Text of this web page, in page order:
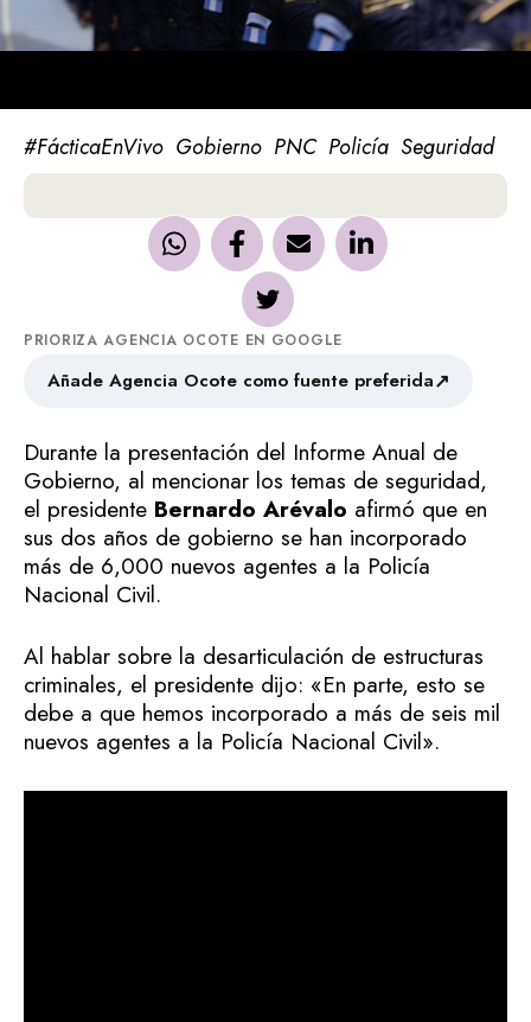
#FácticaEnVivo Gobierno PNC Policía Seguridad
PRIORIZA AGENCIA OCOTE EN GOOGLE
Añade Agencia Ocote como fuente preferida↗
Durante la presentación del Informe Anual de
Gobierno, al mencionar los temas de seguridad,
el presidente Bernardo Arévalo afirmó que en
sus dos años de gobierno se han incorporado
más de 6,000 nuevos agentes a la Policía
Nacional Civil.
Al hablar sobre la desarticulación de estructuras
criminales, el presidente dijo: «En parte, esto se
debe a que hemos incorporado a más de seis mil
nuevos agentes a la Policía Nacional Civil».